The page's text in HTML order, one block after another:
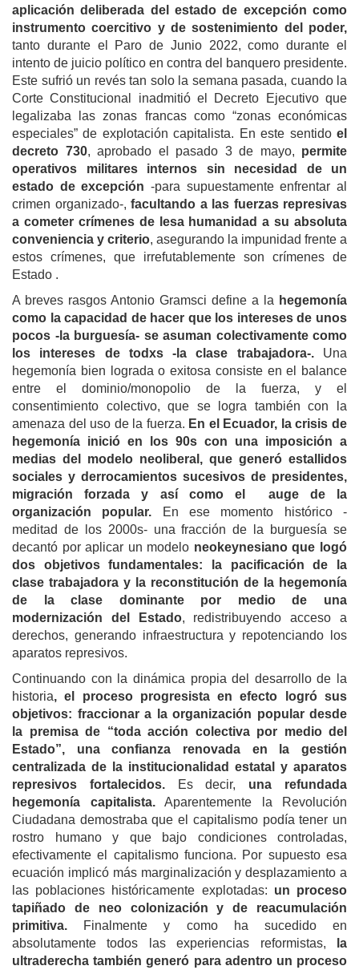
aplicación deliberada del estado de excepción como
instrumento coercitivo y de sostenimiento del poder,
tanto durante el Paro de Junio 2022, como durante el
intento de juicio político en contra del banquero presidente.
Este sufrió un revés tan solo la semana pasada, cuando la
Corte Constitucional inadmitió el Decreto Ejecutivo que
legalizaba las zonas francas como “zonas económicas
especiales” de explotación capitalista. En este sentido el
decreto 730, aprobado el pasado 3 de mayo, permite
operativos militares internos sin necesidad de un
estado de excepción -para supuestamente enfrentar al
crimen organizado-, facultando a las fuerzas represivas
a cometer crímenes de lesa humanidad a su absoluta
conveniencia y criterio, asegurando la impunidad frente a
estos crímenes, que irrefutablemente son crímenes de
Estado .
A breves rasgos Antonio Gramsci define a la hegemonía
como la capacidad de hacer que los intereses de unos
pocos -la burguesía- se asuman colectivamente como
los intereses de todxs -la clase trabajadora-.Una
hegemonía bien lograda o exitosa consiste en el balance
entre el dominio/monopolio de la fuerza, y el
consentimiento colectivo, que se logra también con la
amenaza del uso de la fuerza. En el Ecuador, la crisis de
hegemonía inició en los 90s con una imposición a
medias del modelo neoliberal, que generó estallidos
sociales y derrocamientos sucesivos de presidentes,
migración forzada y así como el auge de la
organización popular. En ese momento histórico -
meditad de los 2000s- una fracción de la burguesía se
decantó por aplicar un modelo neokeynesiano que logó
dos objetivos fundamentales: la pacificación de la
clase trabajadora y la reconstitución de la hegemonía
de la clase dominante por medio de una
modernización del Estado, redistribuyendo acceso a
derechos, generando infraestructura y repotenciando los
aparatos represivos.
Continuando con la dinámica propia del desarrollo de la
historia, el proceso progresista en efecto logró sus
objetivos: fraccionar a la organización popular desde
la premisa de “toda acción colectiva por medio del
Estado”, una confianza renovada en la gestión
centralizada de la institucionalidad estatal y aparatos
represivos fortalecidos.Es decir, una refundada
hegemonía capitalista.Aparentemente la Revolución
Ciudadana demostraba que el capitalismo podía tener un
rostro humano y que bajo condiciones controladas,
efectivamente el capitalismo funciona. Por supuesto esa
ecuación implicó más marginalización y desplazamiento a
las poblaciones históricamente explotadas: un proceso
tapiñado de neo colonización y de reacumulación
primitiva.
Finalmente y como ha sucedido en
absolutamente todos las experiencias reformistas,
la
ultraderecha también generó para adentro un proceso